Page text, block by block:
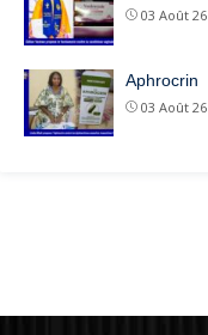
03 Août 26
Aphrocrin
03 Août 26